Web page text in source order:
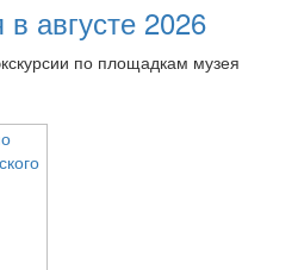
августе 2026
по площадкам музея